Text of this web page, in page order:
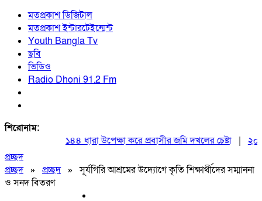
মতপ্রকাশ ডিজিটাল
মতপ্রকাশ ইন্টারটেইন্মেন্ট
Youth Bangla Tv
ছবি
ভিডিও
Radio Dhoni 91.2 Fm
শিরোনাম:
১৪৪ ধারা উপেক্ষা করে প্রবাসীর জমি দখলের চেষ্টা| ২০
প্রচ্ছদ
প্রচ্ছদ» প্রচ্ছদ»সূর্যগিরি আশ্রমের উদ্যোগে কৃতি শিক্ষার্থীদের সম্মাননা
ও সনদ বিতরণ